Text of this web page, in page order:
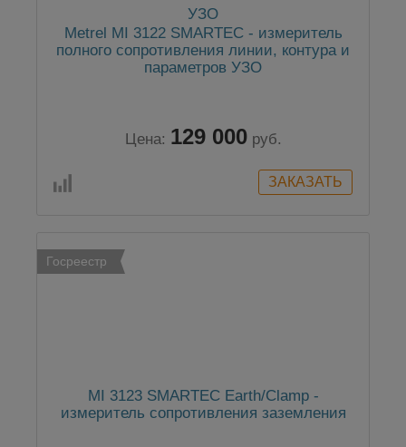
Metrel MI 3122 SMARTEC - измеритель
полного сопротивления линии, контура и
параметров УЗО
Цена: 129 000 руб.
Госреестр
MI 3123 SMARTEC Earth/Clamp -
измеритель сопротивления заземления